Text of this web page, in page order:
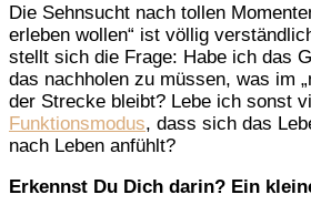
Die Sehnsucht nach tollen
erleben wollen“ ist völlig
stellt sich die Frage: Habe ich das
das nachholen zu müssen, was im
der Strecke bleibt? Lebe ich sonst
Funktionsmodus, dass sich das
nach Leben anfühlt?
Erkennst Du Dich darin? Ein